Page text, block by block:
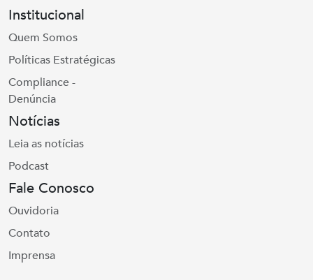
Institucional
Quem Somos
Políticas Estratégicas
Compliance -
Denúncia
Notícias
Leia as notícias
Podcast
Fale Conosco
Ouvidoria
Contato
Imprensa